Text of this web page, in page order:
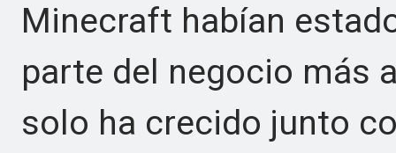
Minecraft habían
parte del negocio más
solo ha crecido junto